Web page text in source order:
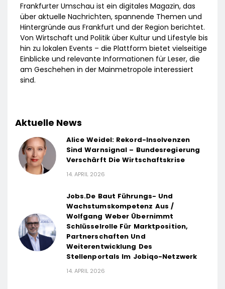
Frankfurter Umschau ist ein digitales Magazin, das
über aktuelle Nachrichten, spannende Themen und
Hintergründe aus Frankfurt und der Region berichtet.
Von Wirtschaft und Politik über Kultur und Lifestyle bis
hin zu lokalen Events – die Plattform bietet vielseitige
Einblicke und relevante Informationen für Leser, die
am Geschehen in der Mainmetropole interessiert
sind.
Aktuelle News
Alice Weidel: Rekord-Insolvenzen
Sind Warnsignal – Bundesregierung
Verschärft Die Wirtschaftskrise
14. APRIL 2026
Jobs.de Baut Führungs- Und
Wachstumskompetenz Aus /
Wolfgang Weber Übernimmt
Schlüsselrolle Für Marktposition,
Partnerschaften Und
Weiterentwicklung Des
Stellenportals Im Jobiqo-Netzwerk
14. APRIL 2026